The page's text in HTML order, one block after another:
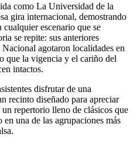
como La Universidad de la
gira internacional, demostrando
escenario que se
se repite: sus anteriores
agotaron localidades en
que la vigencia y el cariño del
intactos.
disfrutar de una
recinto diseñado para apreciar
repertorio lleno de clásicos que
una de las agrupaciones más